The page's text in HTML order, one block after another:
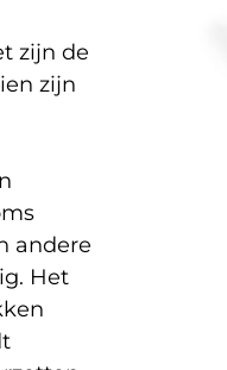
zijn de
zijn
andere
Het